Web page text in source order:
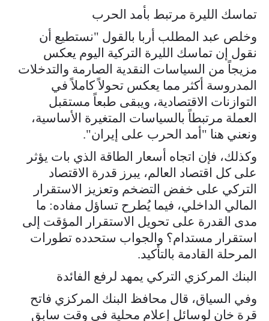
تماسك الليرة مرتبط بأمد الحرب
وخلص عبد المطلب أربا بالقول "نستطيع أن
نقول إن تماسك الليرة التركية اليوم يعكس
مزيجاً من السياسات النقدية الصارمة والتدخلات
المدروسة أكثر مما يعكس تحولاً كاملاً في
التوازنات الاقتصادية، ويبقى طبعاً مستقبل
العملة مرتبطاً بالسياسات المتغيرة الأساسية،
ونعني هنا "أمد الحرب على إيران".
وكذلك، فإن اتجاه أسعار الطاقة الذي بات يؤثر
على كل اقتصاد العالم، يبرز قدرة الاقتصاد
التركي على خفض التضخم وتعزيز الاستقرار
المالي الداخلي، فيما يُطرح تساؤل مفاده: ما
مدى القدرة على تحويل الاستقرار المؤقت إلى
استقرار مستدام؟ والجواب ستحدده تطورات
المرحلة القادمة بالتأكيد.
البنك المركزي التركي يمهد لرفع الفائدة
وفي السياق، قال محافظ البنك المركزي فاتح
قرة خان لوسائل إعلام محلية في وقت سابق